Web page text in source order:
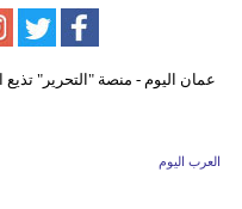
العرب اليوم